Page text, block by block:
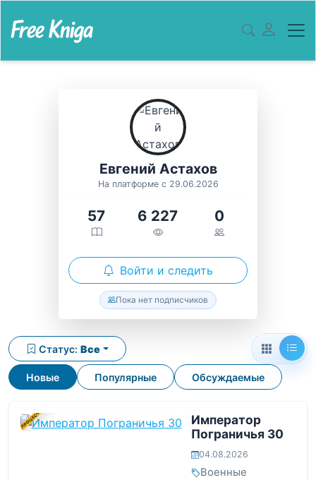
Евгений Астахов
На платформе с 29.06.2026
57 6 227 0
Войти и следить
Пока нет подписчиков
Новые Популярные Обсуждаемые
Статус: Все
В ПРОЦЕССЕ
Император
Пограничья 30
04.08.2026
Военные